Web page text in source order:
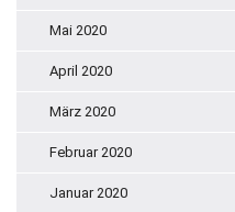
Mai 2020
April 2020
März 2020
Februar 2020
Januar 2020